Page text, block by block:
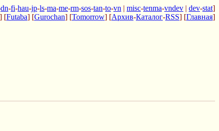
dn-fi-hau-jp-ls-ma-me-rm-sos-tan-to-vn | misc-tenma-vndev | dev-stat]
] [Futaba] [Gurochan] [Tomorrow] [Архив-Каталог-RSS] [Главная]